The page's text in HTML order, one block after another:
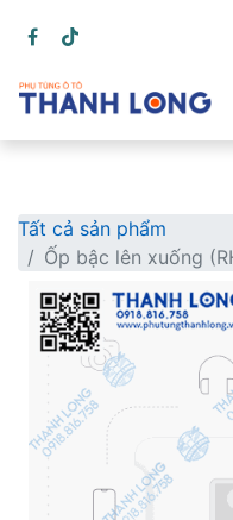
Tất cả sản phẩm
Ốp bậc lên xuống